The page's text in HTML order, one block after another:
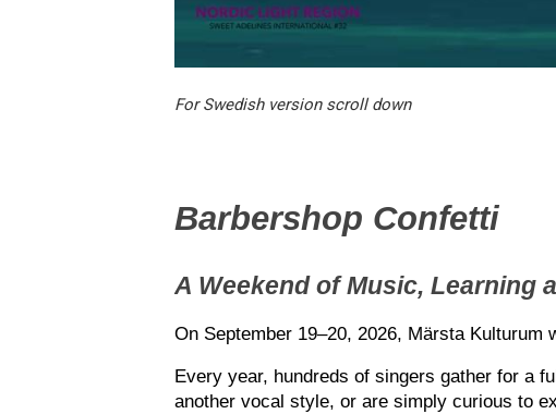
For Swedish version scroll down
Barbershop Confetti
A Weekend of Music, Learning
On September 19–20, 2026, Märsta
Every year, hundreds of singers gather for a
another vocal style, or are simply curious to